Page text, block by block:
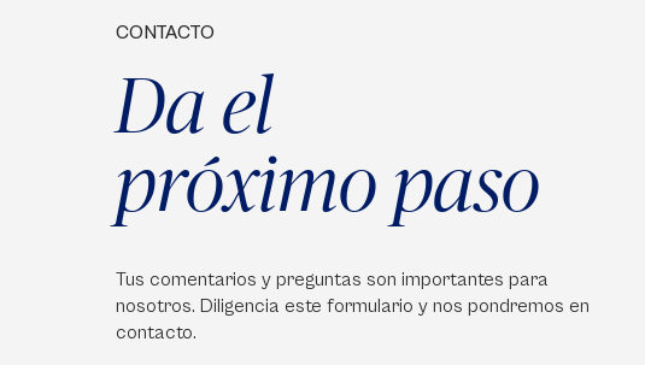
CONTACTO
Da el
próximo paso
Tus comentarios y preguntas son importantes para
nosotros. Diligencia este formulario y nos pondremos en
contacto.